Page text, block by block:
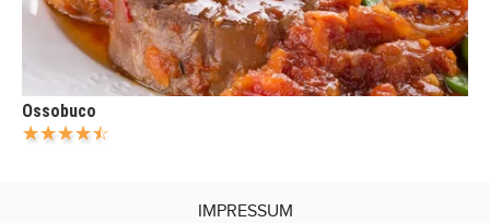
Ossobuco
IMPRESSUM